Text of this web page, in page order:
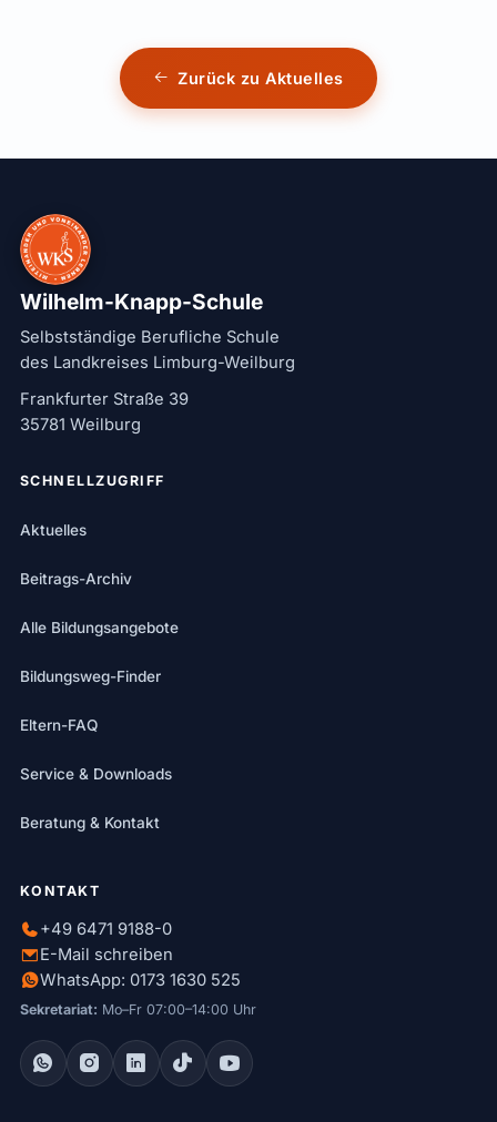
Zurück zu Aktuelles
Wilhelm-Knapp-Schule
Selbstständige Berufliche Schule
des Landkreises Limburg-Weilburg
Frankfurter Straße 39
35781 Weilburg
SCHNELLZUGRIFF
Aktuelles
Beitrags-Archiv
Alle Bildungsangebote
Bildungsweg-Finder
Eltern-FAQ
Service & Downloads
Beratung & Kontakt
KONTAKT
+49 6471 9188-0
E-Mail schreiben
WhatsApp: 0173 1630 525
Sekretariat: Mo–Fr 07:00–14:00 Uhr